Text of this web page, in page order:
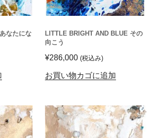
なたにな
LITTLE BRIGHT AND BLUE その
向こう
¥286,000 (税込み)
お買い物カゴに追加